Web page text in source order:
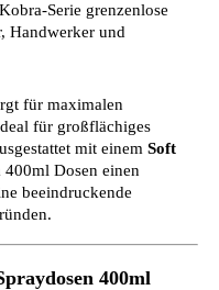
Serie grenzenlose
Handwerker und
für maximalen
für großflächiges
mit einem Soft
Dosen einen
beeindruckende
400ml